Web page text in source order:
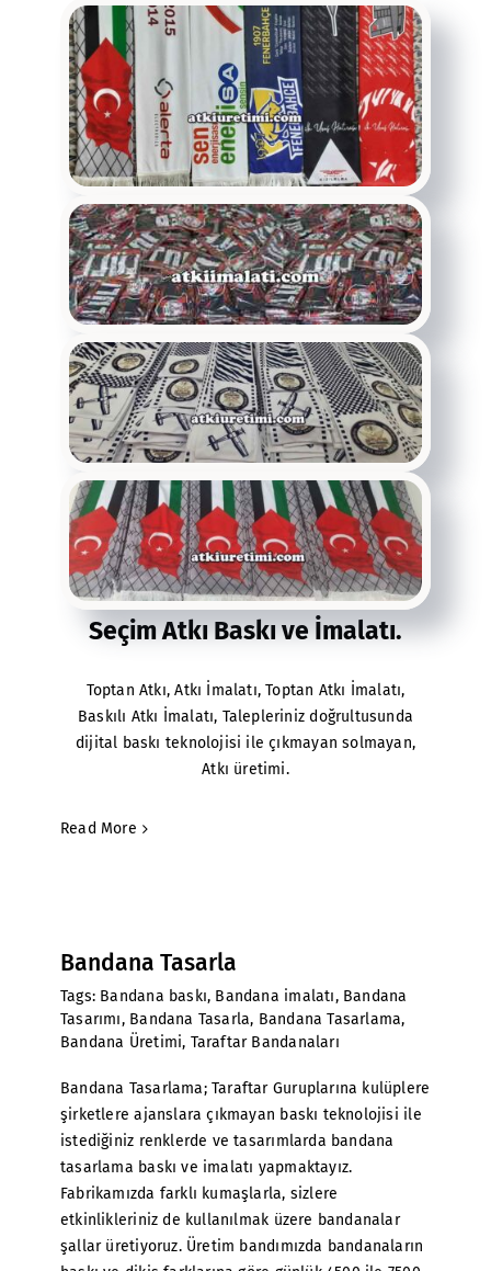
Seçim Atkı Baskı ve İmalatı.
Toptan Atkı, Atkı İmalatı, Toptan Atkı İmalatı,
Baskılı Atkı İmalatı, Talepleriniz doğrultusunda
dijital baskı teknolojisi ile çıkmayan solmayan,
Atkı üretimi.
Read More
Bandana Tasarla
Tags: Bandana baskı, Bandana imalatı, Bandana
Tasarımı, Bandana Tasarla, Bandana Tasarlama,
Bandana Üretimi, Taraftar Bandanaları
Bandana Tasarlama; Taraftar Guruplarına kulüplere
şirketlere ajanslara çıkmayan baskı teknolojisi ile
istediğiniz renklerde ve tasarımlarda bandana
tasarlama baskı ve imalatı yapmaktayız.
Fabrikamızda farklı kumaşlarla, sizlere
etkinlikleriniz de kullanılmak üzere bandanalar
şallar üretiyoruz. Üretim bandımızda bandanaların